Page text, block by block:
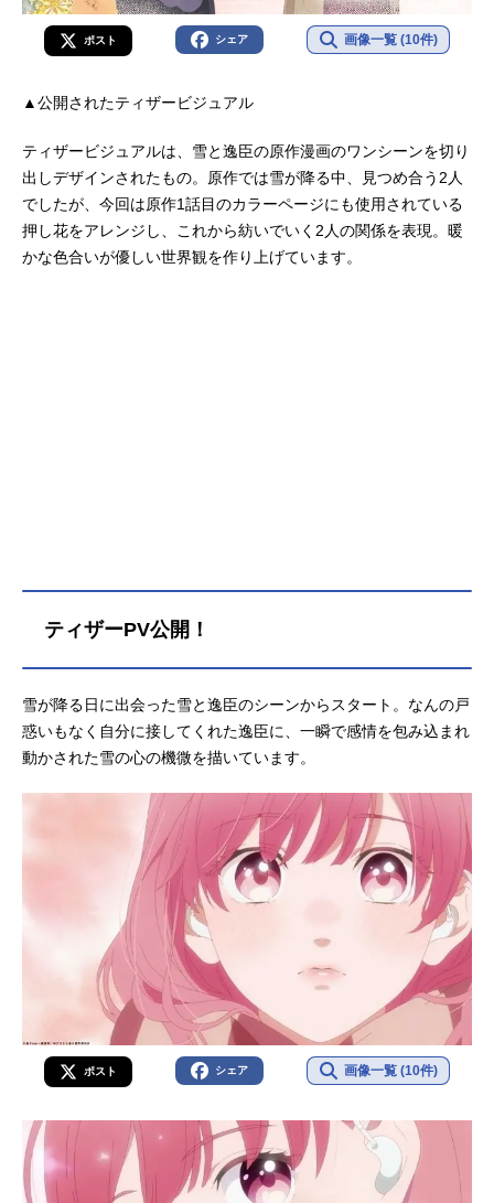
ポスト シェア 画像一覧 (10件)
▲公開されたティザービジュアル
ティザービジュアルは、雪と逸臣の原作漫画のワンシーンを切り
出しデザインされたもの。原作では雪が降る中、見つめ合う2人
でしたが、今回は原作1話目のカラーページにも使用されている
押し花をアレンジし、これから紡いでいく2人の関係を表現。暖
かな色合いが優しい世界観を作り上げています。
ティザーPV公開！
雪が降る日に出会った雪と逸臣のシーンからスタート。なんの戸
惑いもなく自分に接してくれた逸臣に、一瞬で感情を包み込まれ
動かされた雪の心の機微を描いています。
ポスト シェア 画像一覧 (10件)